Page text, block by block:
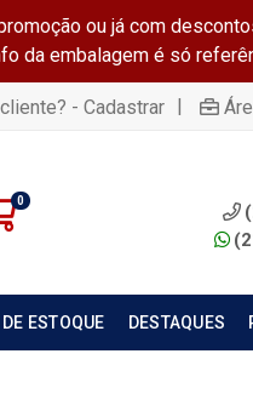
ou já com
da embalagem é só
- Cadastrar |
0
ESTOQUE DESTAQUES